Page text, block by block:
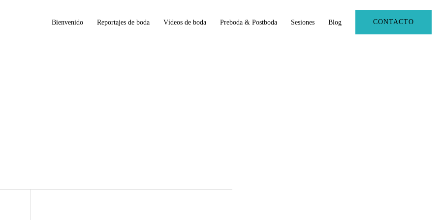
Bienvenido Reportajes de boda Vídeos de boda Preboda & Postboda Sesiones Blog CONTACTO